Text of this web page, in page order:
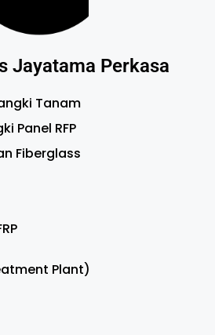
Jayatama Perkasa
Tanam
Panel RFP
Fiberglass
Plant)